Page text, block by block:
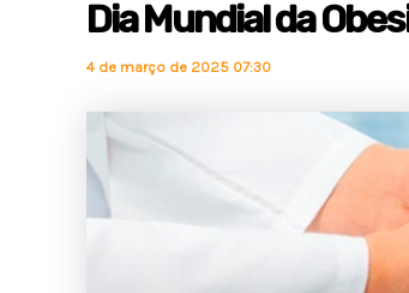
Dia Mundial da
4 de março de 2025 07:30